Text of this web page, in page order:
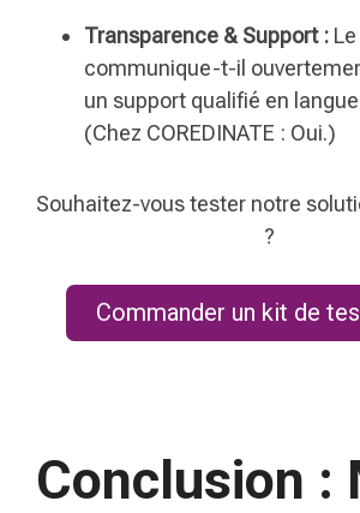
Transparence & Support :
communique-t-il
un support qualifié en
(Chez COREDINATE : Oui.)
Souhaitez-vous tester notre
?
Commander un kit de
Conclusion :